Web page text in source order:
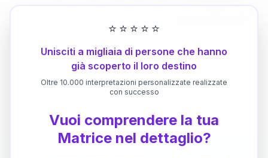
⭐ ⭐ ⭐ ⭐ ⭐
Unisciti a migliaia di persone che hanno
già scoperto il loro destino
Oltre 10.000 interpretazioni personalizzate realizzate
con successo
Vuoi comprendere la tua
Matrice nel dettaglio?